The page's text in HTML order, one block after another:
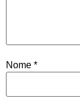
Nome *